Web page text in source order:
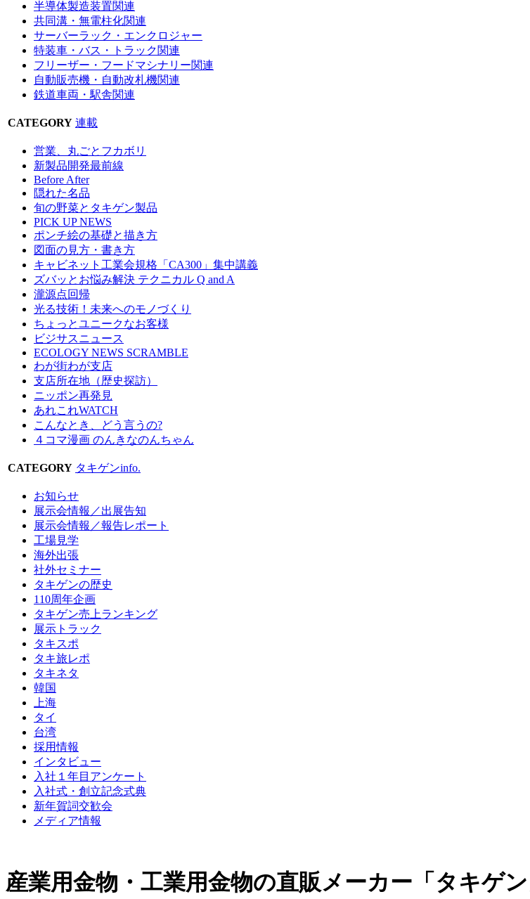
半導体製造装置関連
共同溝・無電柱化関連
サーバーラック・エンクロジャー
特装車・バス・トラック関連
フリーザー・フードマシナリー関連
自動販売機・自動改札機関連
鉄道車両・駅舎関連
CATEGORY 連載
営業、丸ごとフカボリ
新製品開発最前線
Before After
隠れた名品
旬の野菜とタキゲン製品
PICK UP NEWS
ポンチ絵の基礎と描き方
図面の見方・書き方
キャビネット工業会規格「CA300」集中講義
ズバッとお悩み解決 テクニカル Q and A
瀧源点回帰
光る技術！未来へのモノづくり
ちょっとユニークなお客様
ビジサスニュース
ECOLOGY NEWS SCRAMBLE
わが街わが支店
支店所在地（歴史探訪）
ニッポン再発見
あれこれWATCH
こんなとき、どう言うの?
４コマ漫画 のんきなのんちゃん
CATEGORY タキゲンinfo.
お知らせ
展示会情報／出展告知
展示会情報／報告レポート
工場見学
海外出張
社外セミナー
タキゲンの歴史
110周年企画
タキゲン売上ランキング
展示トラック
タキスポ
タキ旅レポ
タキネタ
韓国
上海
タイ
台湾
採用情報
インタビュー
入社１年目アンケート
入社式・創立記念式典
新年賀詞交歓会
メディア情報
産業用金物・工業用金物の直販メーカー「タキゲ